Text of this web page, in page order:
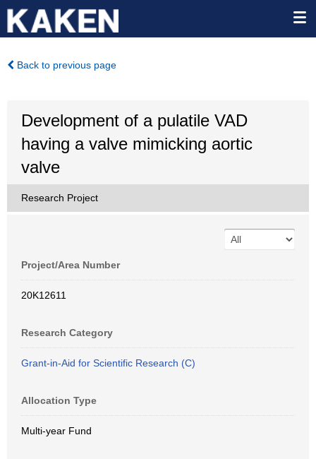
Back to previous page
Development of a pulatile VAD
having a valve mimicking aortic
valve
Research Project
Project/Area Number
20K12611
Research Category
Grant-in-Aid for Scientific Research (C)
Allocation Type
Multi-year Fund